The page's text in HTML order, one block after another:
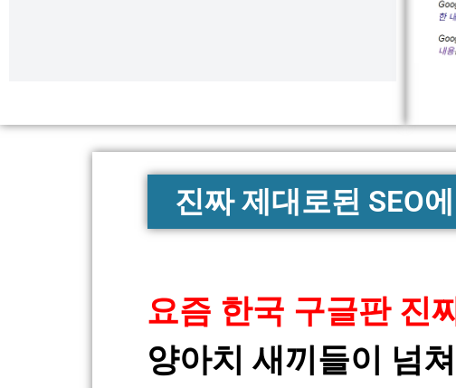
진짜 제대로된 SEO
요즘 한국 구글판 진
양아치 새끼들이 넘